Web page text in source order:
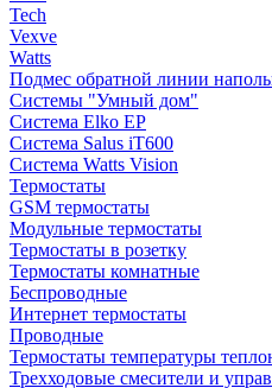
Tech
Vexve
Watts
Подмес обратной линии
Системы "Умный дом"
Система Elko EP
Система Salus iT600
Система Watts Vision
Термостаты
GSM термостаты
Модульные термостаты
Термостаты в розетку
Термостаты комнатные
Беспроводные
Интернет термостаты
Проводные
Термостаты температуры
Трехходовые смесители и